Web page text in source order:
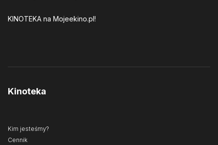
KINOTEKA na Mojeekino.pl!
Kinoteka
Kim jesteśmy?
Cennik